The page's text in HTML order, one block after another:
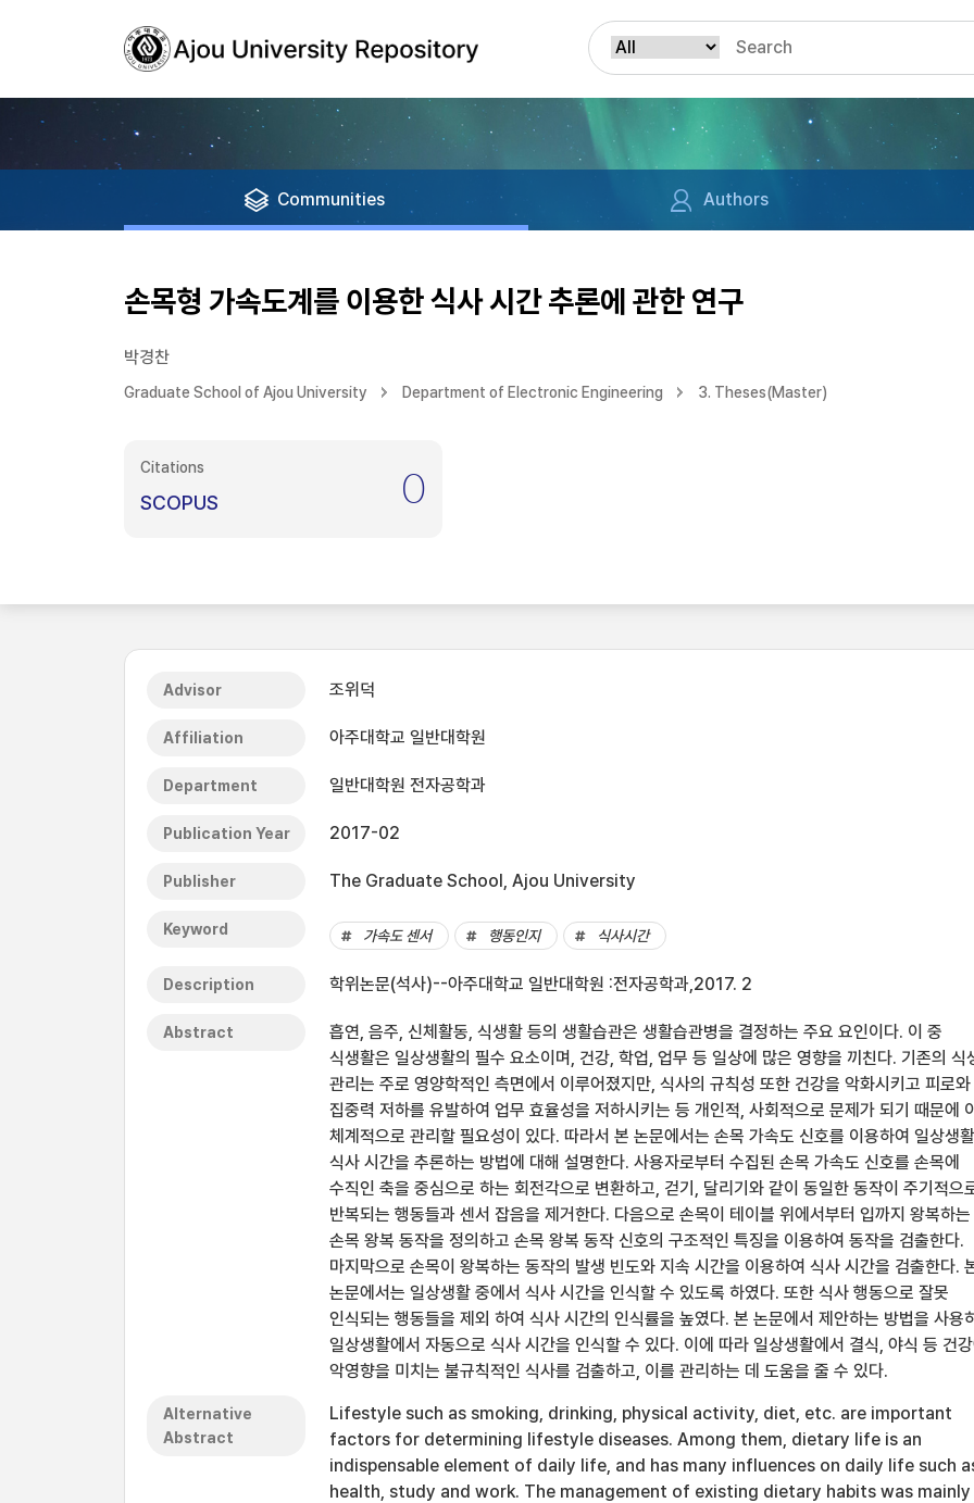
Communities Authors
손목형 가속도계를 이용한 식사 시간 추론에 관한 연구
박경찬
Graduate School of Ajou University Department of Electronic Engineering 3. Theses(Master)
Citations
SCOPUS 0
Advisor 조위덕
Affiliation 아주대학교 일반대학원
Department 일반대학원 전자공학과
Publication Year 2017-02
Publisher The Graduate School, Ajou University
Keyword 가속도 센서 행동인지 식사시간
Description 학위논문(석사)--아주대학교 일반대학원 :전자공학과,2017. 2
Abstract
흡연, 음주, 신체활동, 식생활 등의 생활습관은 생활습관병을 결정하는 주요 요인이다. 이 중
식생활은 일상생활의 필수 요소이며, 건강, 학업, 업무 등 일상에 많은 영향을 끼친다. 기존의 식
관리는 주로 영양학적인 측면에서 이루어졌지만, 식사의 규칙성 또한 건강을 악화시키고 피로와
집중력 저하를 유발하여 업무 효율성을 저하시키는 등 개인적, 사회적으로 문제가 되기 때문에
체계적으로 관리할 필요성이 있다. 따라서 본 논문에서는 손목 가속도 신호를 이용하여 일상생
식사 시간을 추론하는 방법에 대해 설명한다. 사용자로부터 수집된 손목 가속도 신호를 손목에
수직인 축을 중심으로 하는 회전각으로 변환하고, 걷기, 달리기와 같이 동일한 동작이 주기적으
반복되는 행동들과 센서 잡음을 제거한다. 다음으로 손목이 테이블 위에서부터 입까지 왕복하는
손목 왕복 동작을 정의하고 손목 왕복 동작 신호의 구조적인 특징을 이용하여 동작을 검출한다.
마지막으로 손목이 왕복하는 동작의 발생 빈도와 지속 시간을 이용하여 식사 시간을 검출한다.
논문에서는 일상생활 중에서 식사 시간을 인식할 수 있도록 하였다. 또한 식사 행동으로 잘못
인식되는 행동들을 제외 하여 식사 시간의 인식률을 높였다. 본 논문에서 제안하는 방법을 사용
일상생활에서 자동으로 식사 시간을 인식할 수 있다. 이에 따라 일상생활에서 결식, 야식 등 건강
악영향을 미치는 불규칙적인 식사를 검출하고, 이를 관리하는 데 도움을 줄 수 있다.
Alternative
Abstract
Lifestyle such as smoking, drinking, physical activity, diet, etc. are important
factors for determining lifestyle diseases. Among them, dietary life is an
indispensable element of daily life, and has many influences on daily life such
health, study and work. The management of existing dietary habits was mainly